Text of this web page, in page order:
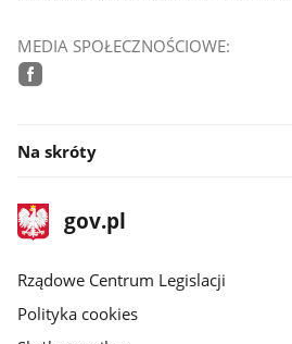
MEDIA SPOŁECZNOŚCIOWE:
Na skróty
stopka
gov.plStrona
gov.pl
Rządowe Centrum Legislacji
Polityka cookies